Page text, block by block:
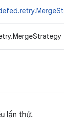
lần thử.